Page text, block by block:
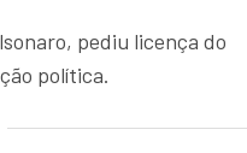
pediu licença do
política.